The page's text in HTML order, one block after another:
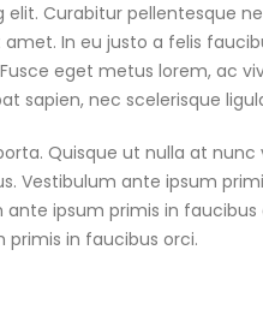
Curabitur pellentesque
In eu justo a felis
eget metus lorem, ac
sapien, nec scelerisque
Quisque ut nulla at
Vestibulum ante ipsum
ipsum primis in
primis in faucibus orci.